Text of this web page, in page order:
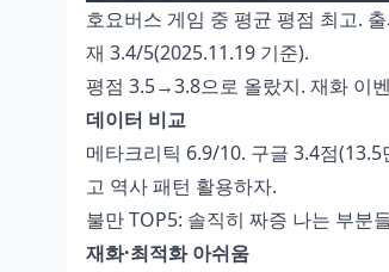
호요버스 게임 중 평균 평점 최고.
재 3.4/5(2025.11.19 기준).
평점 3.5→3.8으로 올랐지. 재화 이
데이터 비교
메타크리틱 6.9/10. 구글 3.4점
고 역사 패턴 활용하자.
불만 TOP5: 솔직히 짜증 나는 부분
재화·최적화 아쉬움